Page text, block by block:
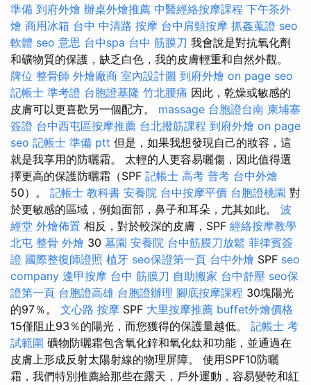
準備 到府外燴 辦桌外燴推薦 中醫經絡按摩課程 下午茶外
燴 商用冰箱 台中 中清路 按摩 台中肩頸按摩 抓姦蒐證 seo
軟體 seo 意思 台中spa 台中 筋膜刀 我會說是對抗氧化劑
和礦物質的保護，缺乏白色，我的皮膚輕重和自然外觀。
牌位 整骨師 外燴廠商 室內設計圖 到府外燴 on page seo
記帳士 準考證 台胞證基隆 竹北腰痛 因此，乾燥或敏感的
皮膚可以更喜歡另一個配方。 massage 台胞證台南 柬埔寨
簽證 台中西屯區按摩推薦 台北撥筋課程 到府外燴 on page
seo 記帳士 準備 ptt 但是，如果我想發現自己的妝容，這
就是我享用的防曬霜。 太輕的人更容易曬傷，因此值得選
擇更高的保護防曬霜（SPF 記帳士 高考 普考 台中外燴
50）。 記帳士 教科書 安養院 台中按摩平價 台胞證桃園 對
於更敏感的區域，例如面部，鼻子和耳朵，尤其如此。 波
經堂 外燴佈置 相反，對於較深的皮膚，SPF 經絡按摩教學
北屯 整骨 外燴 30 墓園 安養院 台中筋膜刀放鬆 菲律賓簽
證 國際整復師證照 植牙 seo保證第一頁 台中外燴 SPF seo
company 逢甲按摩 台中 筋膜刀 自助搬家 台中舒壓 seo保
證第一頁 台胞證高雄 台胞證辦理 腳底按摩課程 30塊陽光
的97％。 文心路 按摩 SPF 大里按摩推薦 buffet外燴價格
15僅阻止93％的陽光，而您獲得的保護量越低。 記帳士 考
試範圍 礦物防曬霜包含氧化鋅和氧化鈦和功能，並通過在
皮膚上形成反射太陽射線的物理屏障。 使用SPF10防曬
霜，我們特別推薦給那些在露天，戶外運動，容易變乾和紅